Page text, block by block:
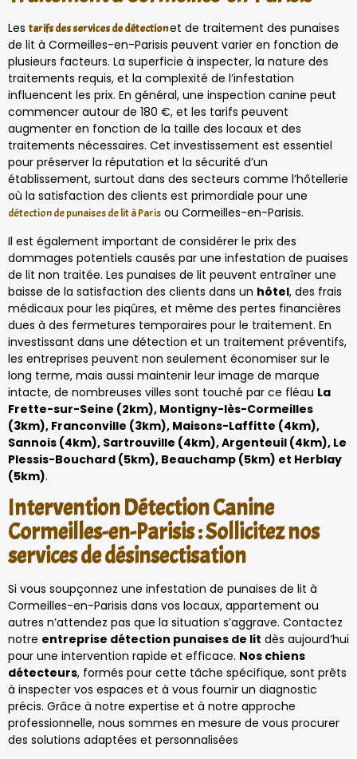
Les tarifs des services de détectionet de traitement des punaises
de lit à Cormeilles-en-Parisis peuvent varier en fonction de
plusieurs facteurs. La superficie à inspecter, la nature des
traitements requis, et la complexité de l’infestation
influencent les prix. En général, une inspection canine peut
commencer autour de 180 €, et les tarifs peuvent
augmenter en fonction de la taille des locaux et des
traitements nécessaires. Cet investissement est essentiel
pour préserver la réputation et la sécurité d’un
établissement, surtout dans des secteurs comme l’hôtellerie
où la satisfaction des clients est primordiale pour une
détection de punaises de lit à Paris ou Cormeilles-en-Parisis.
Il est également important de considérer le prix des
dommages potentiels causés par une infestation de puaises
de lit non traitée. Les punaises de lit peuvent entraîner une
baisse de la satisfaction des clients dans un hôtel, des frais
médicaux pour les piqûres, et même des pertes financières
dues à des fermetures temporaires pour le traitement. En
investissant dans une détection et un traitement préventifs,
les entreprises peuvent non seulement économiser sur le
long terme, mais aussi maintenir leur image de marque
intacte, de nombreuses villes sont touché par ce fléau La
Frette-sur-Seine (2km), Montigny-lès-Cormeilles
(3km), Franconville (3km), Maisons-Laffitte (4km),
Sannois (4km), Sartrouville (4km), Argenteuil (4km), Le
Plessis-Bouchard (5km), Beauchamp (5km) et Herblay
(5km).
Intervention Détection Canine
Cormeilles-en-Parisis : Sollicitez nos
services de désinsectisation
Si vous soupçonnez une infestation de punaises de lit à
Cormeilles-en-Parisis dans vos locaux, appartement ou
autres n’attendez pas que la situation s’aggrave. Contactez
notre entreprise détection punaises de lit dès aujourd’hui
pour une intervention rapide et efficace. Nos chiens
détecteurs, formés pour cette tâche spécifique, sont prêts
à inspecter vos espaces et à vous fournir un diagnostic
précis. Grâce à notre expertise et à notre approche
professionnelle, nous sommes en mesure de vous procurer
des solutions adaptées et personnalisées